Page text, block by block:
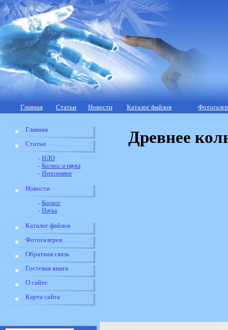
Главная Статьи Новости Каталог файлов
Главная
Статьи
- НЛО
- Космос и наука
- Непознаное
Новости
- Космос
- Наука
Каталог файлов
Фотогалерея
Обратная связь
Гостевая книга
О сайте
Карта сайта
Древнее